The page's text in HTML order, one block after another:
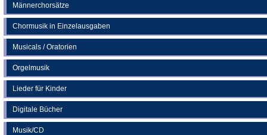
Männerchorsätze
Chormusik in Einzelausgaben
Musicals / Oratorien
Orgelmusik
Lieder für Kinder
Digitale Bücher
Musik/CD